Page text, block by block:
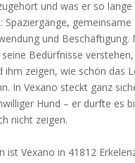
und was er so
Spaziergänge, gemeinsame
und Beschäftigung.
seine Bedürfnisse
ihm zeigen, wie schön das
In Vexano steckt ganz
Hund – er durfte es
nicht zeigen.
ist Vexano in 41812